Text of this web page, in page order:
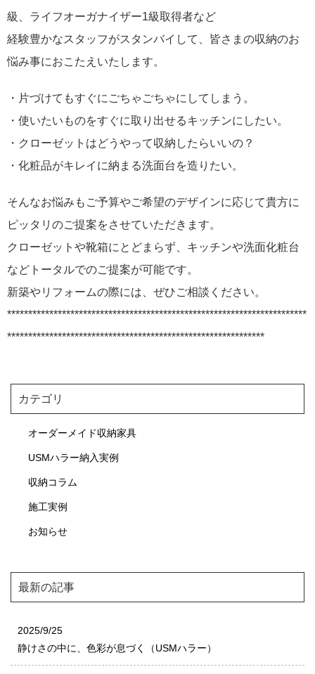
級、ライフオーガナイザー1級取得者など
経験豊かなスタッフがスタンバイして、皆さまの収納のお
悩み事におこたえいたします。
・片づけてもすぐにごちゃごちゃにしてしまう。
・使いたいものをすぐに取り出せるキッチンにしたい。
・クローゼットはどうやって収納したらいいの？
・化粧品がキレイに納まる洗面台を造りたい。
そんなお悩みもご予算やご希望のデザインに応じて貴方に
ピッタリのご提案をさせていただきます。
クローゼットや靴箱にとどまらず、キッチンや洗面化粧台
などトータルでのご提案が可能です。
新築やリフォームの際には、ぜひご相談ください。
***********************************************************************
*************************************************************
カテゴリ
オーダーメイド収納家具
USMハラー納入実例
収納コラム
施工実例
お知らせ
最新の記事
2025/9/25
静けさの中に、色彩が息づく（USMハラー）